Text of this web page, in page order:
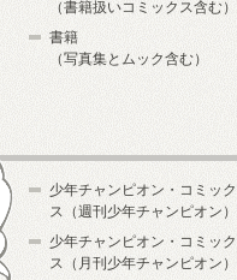
（書籍扱いコミックス含む）
書籍
（写真集とムック含む）
少年チャンピオン・コミック
ス（週刊少年チャンピオン）
少年チャンピオン・コミック
ス（月刊少年チャンピオン）